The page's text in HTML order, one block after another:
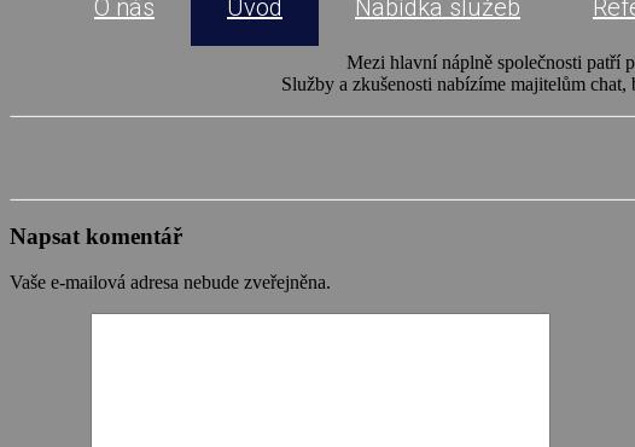
O nás Úvod Nabídka služeb
Mezi hlavní náplně společnosti patří
Služby a zkušenosti nabízíme majitelům
Napsat komentář
Vaše e-mailová adresa nebude zveřejněna.